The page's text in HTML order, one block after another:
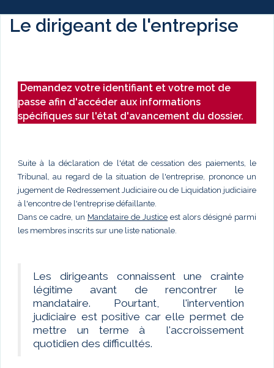
Le dirigeant de l'entreprise
Demandez votre identifiant et votre mot de
passe afin d'accéder aux informations
spécifiques sur l'état d'avancement du dossier.
Suite à la déclaration de l'état de cessation des paiements, le
Tribunal, au regard de la situation de l'entreprise, prononce un
jugement de Redressement Judiciaire ou de Liquidation judiciaire
à l'encontre de l'entreprise défaillante.
Dans ce cadre, un Mandataire de Justice est alors désigné parmi
les membres inscrits sur une liste nationale.
Les dirigeants connaissent une crainte
légitime avant de rencontrer le
mandataire. Pourtant, l'intervention
judiciaire est positive car elle permet de
mettre un terme à l'accroissement
quotidien des difficultés.